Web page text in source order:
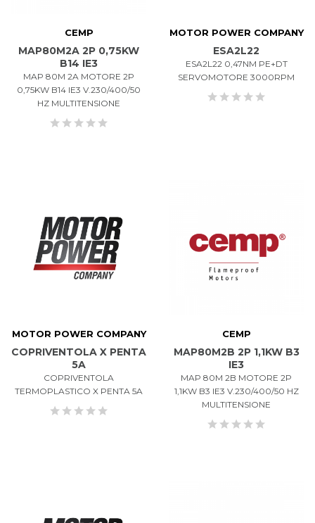
CEMP
MAP80M2A 2P 0,75KW
B14 IE3
MAP 80M 2A MOTORE 2P
0,75KW B14 IE3 V.230/400/50
HZ MULTITENSIONE
MOTOR POWER COMPANY
ESA2L22
ESA2L22 0,47NM PE+DT
SERVOMOTORE 3000RPM
MOTOR POWER COMPANY
COPRIVENTOLA X PENTA
5A
COPRIVENTOLA
TERMOPLASTICO X PENTA 5A
CEMP
MAP80M2B 2P 1,1KW B3
IE3
MAP 80M 2B MOTORE 2P
1,1KW B3 IE3 V.230/400/50 HZ
MULTITENSIONE